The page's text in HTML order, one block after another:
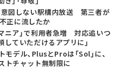
意図しない駅構内放送 第三者が
正に流したか
ニア」で利用者急増 対応追いつ
ていただけるアプリに」
モデル、PlusとProは「Sol」に、
トチャット無制限に